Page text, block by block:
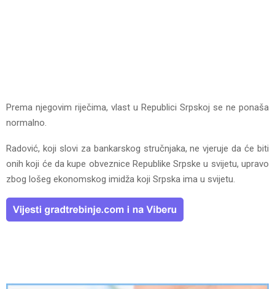
Prema njegovim riječima, vlast u Republici Srpskoj se ne ponaša
normalno.
Radović, koji slovi za bankarskog stručnjaka, ne vjeruje da će biti
onih koji će da kupe obveznice Republike Srpske u svijetu, upravo
zbog lošeg ekonomskog imidža koji Srpska ima u svijetu.